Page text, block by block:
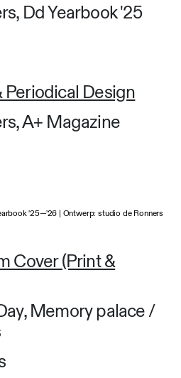
Dd Yearbook '25
Design
A+ Magazine
'25—'26 | Ontwerp: studio de Ronners
Cover (Print &
Memory palace /